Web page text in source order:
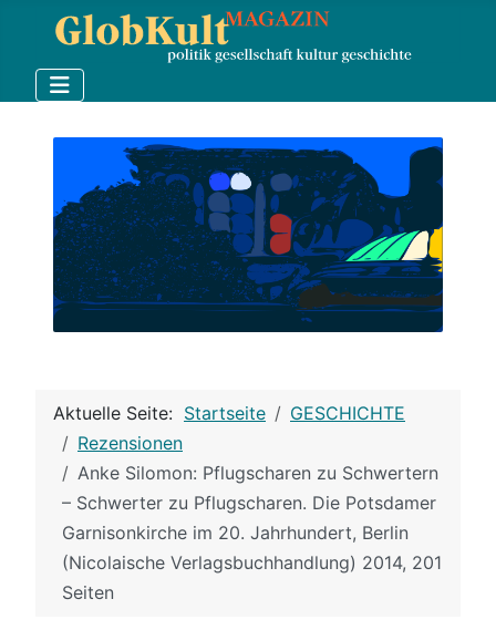
Aktuelle Seite: Startseite
GESCHICHTE
Rezensionen
Anke Silomon: Pflugscharen zu Schwertern
– Schwerter zu Pflugscharen. Die Potsdamer
Garnisonkirche im 20. Jahrhundert, Berlin
(Nicolaische Verlagsbuchhandlung) 2014, 201
Seiten